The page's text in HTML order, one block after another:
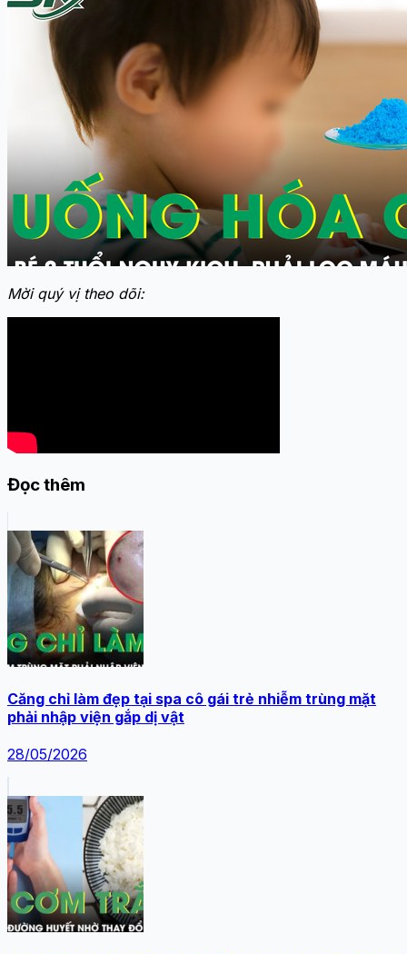
Mời quý vị theo dõi:
Đọc thêm
Căng chỉ làm đẹp tại spa cô gái trẻ nhiễm trùng mặt
phải nhập viện gắp dị vật
28/05/2026